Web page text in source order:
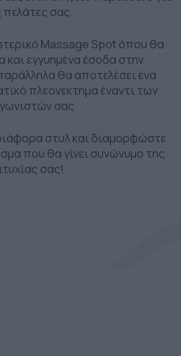
πελάτες σας.
Massage Spot όπου θα
εγγυημένα έσοδα στην
θα αποτελέσει ένα
πλεονέκτημα έναντι των
σας
στυλ και διαμορφώστε
που θα γίνει συνώνυμο της
σας!